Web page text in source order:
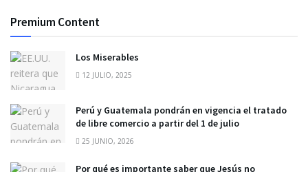
Premium Content
Los Miserables
12 JULIO, 2025
Perú y Guatemala pondrán en vigencia el tratado
de libre comercio a partir del 1 de julio
25 JUNIO, 2026
Por qué es importante saber que Jesús no